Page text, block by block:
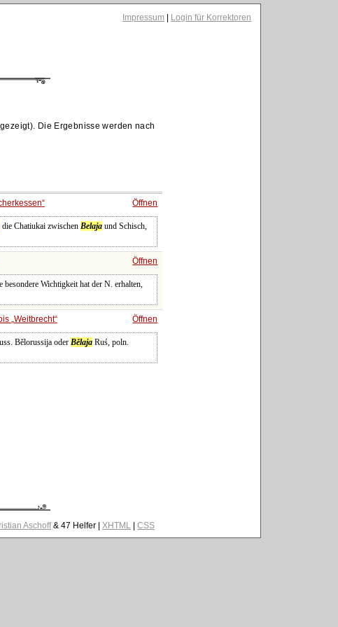
Impressum Login für Korrektoren
Die Ergebnisse werden nach
Öffnen
die Chatiukai zwischenBelaja und Schisch,
Öffnen
Wichtigkeit hat der N. erhalten,
Weitbrecht Öffnen
Bělorussija oderBělaja Ruś, poln.
Aschoff& 47 Helfer | XHTML| CSS